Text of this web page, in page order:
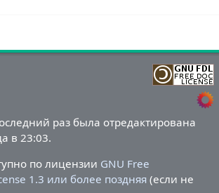
раз была отредактирована
в 23:03.
по лицензии GNU Free
1.3 или более поздняя(если не